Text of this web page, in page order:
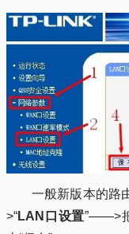
一般新版本的路
>“LAN口设置”——>